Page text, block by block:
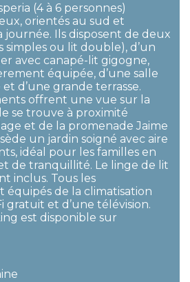
(4 à 6 personnes)
orientés au sud et
journée. Ils disposent de deux
simples ou lit double), d’un
avec canapé-lit gigogne,
équipée, d’une salle
d’une grande terrasse.
offrent une vue sur la
se trouve à proximité
et de la promenade Jaime
un jardin soigné avec aire
idéal pour les familles en
de tranquillité. Le linge de lit
inclus. Tous les
équipés de la climatisation
gratuit et d’une télévision.
est disponible sur